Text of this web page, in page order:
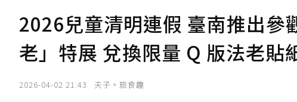
2026兒童清明連假 臺南推出參
老」特展 兌換限量 Q 版法老貼
2026-04-02 21:43 夫子。旅食趣